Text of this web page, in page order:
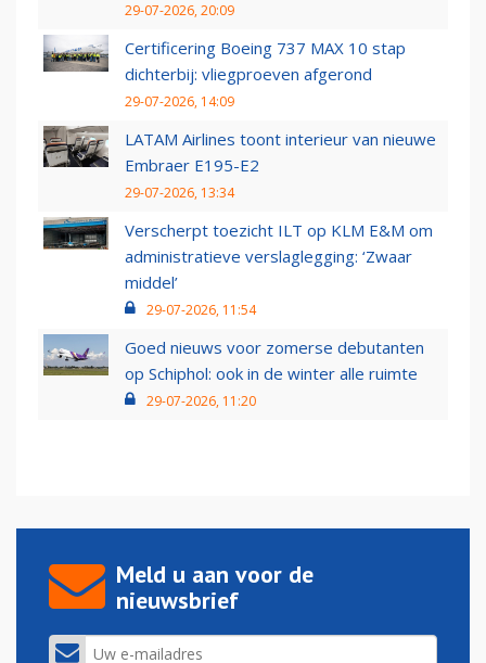
29-07-2026, 20:09
Certificering Boeing 737 MAX 10 stap
dichterbij: vliegproeven afgerond
29-07-2026, 14:09
LATAM Airlines toont interieur van nieuwe
Embraer E195-E2
29-07-2026, 13:34
Verscherpt toezicht ILT op KLM E&M om
administratieve verslaglegging: ‘Zwaar
middel’
29-07-2026, 11:54
Goed nieuws voor zomerse debutanten
op Schiphol: ook in de winter alle ruimte
29-07-2026, 11:20
Meld u aan voor de
nieuwsbrief